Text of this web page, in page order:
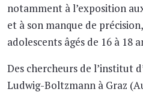
notamment à l’exposition
et à son manque de
adolescents âgés de 16 à 18
Des chercheurs de l’institut
Ludwig-Boltzmann à Graz